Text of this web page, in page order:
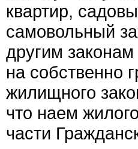
квартир,
самовольный
другим
на собственно
жилищного
что наем
части